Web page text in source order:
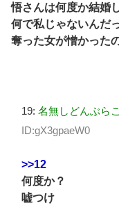
悟さんは何度か結婚
何で私じゃないんだ
奪った女が憎かった
19: 名無しどんぶらこ
ID:gX3gpaeW0
>>12
何度か？
嘘つけ